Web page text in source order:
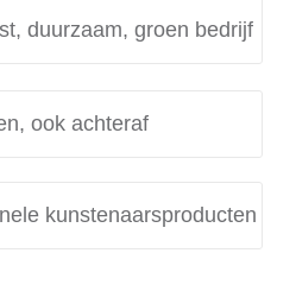
duurzaam, groen bedrijf
ook achteraf
kunstenaarsproducten